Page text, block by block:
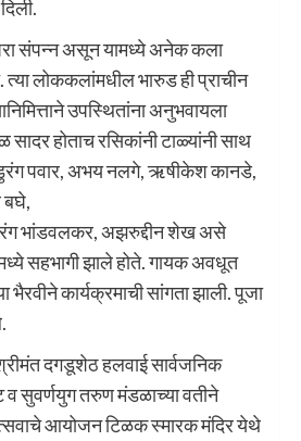
संपन्न असून यामध्ये अनेक कला
लोककलांमधील भारुड ही प्राचीन
उपस्थितांना अनुभवायला
सादर होताच रसिकांनी टाळ्यांनी साथ
पवार, अभय नलगे, ऋषीकेश कानडे,
बघे,
भांडवलकर, अझरुद्दीन शेख असे
सहभागी झाले होते. गायक अवधूत
भैरवीने कार्यक्रमाची सांगता झाली. पूजा
दगडूशेठ हलवाई सार्वजनिक
व सुवर्णयुग तरुण मंडळाच्या वतीने
आयोजन टिळक स्मारक मंदिर येथे